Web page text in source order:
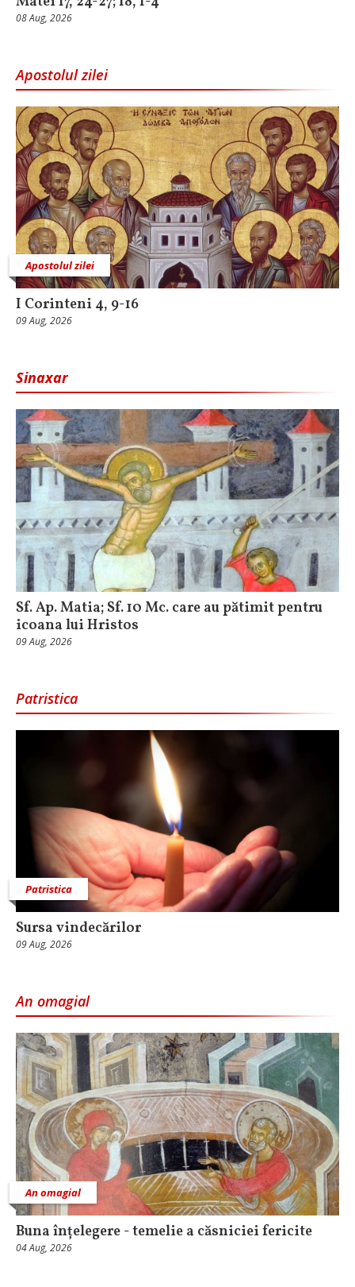
08 Aug, 2026
Apostolul zilei
Apostolul zilei
I Corinteni 4, 9-16
09 Aug, 2026
Sinaxar
Sf. Ap. Matia; Sf. 10 Mc. care au pătimit pentru
icoana lui Hristos
09 Aug, 2026
Patristica
Patristica
Sursa vindecărilor
09 Aug, 2026
An omagial
An omagial
Buna înțelegere - temelie a căsniciei fericite
04 Aug, 2026